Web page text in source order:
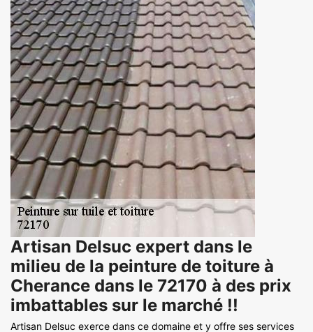
Artisan Delsuc expert dans le
milieu de la peinture de toiture à
Cherance dans le 72170 à des prix
imbattables sur le marché !!
Artisan Delsuc exerce dans ce domaine et y offre ses services